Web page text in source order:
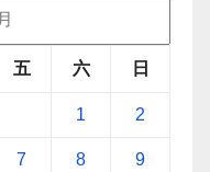
五 六 日
1 2
7 8 9